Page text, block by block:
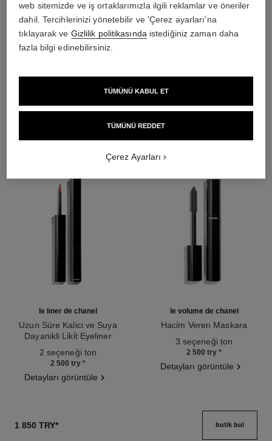
THE PERFECT MATCH
le liner de chanel
Uzun Süre Kalici ve Suya
Dayanikli Li̇ki̇t Eyeliner
2 seçeneği ton
2 500 try *
Detayları görüntüle
le volume de chanel
Haci̇m Veren Maskara
3 seçeneği ton
2 500 try *
Detayları görüntüle
1 850 TRY* butik bul
web sitemizde ve iş ortaklarımızla ilgili reklamlar ve öneriler
dahil. Tercihlerinizi yönetebilir ve 'Çerez ayarları'na
tıklayarak ve Gizlilik politikasında istediğiniz zaman daha
fazla bilgi edinebilirsiniz.
TÜMÜNÜ REDDET
TÜMÜNÜ KABUL ET
Çerez Ayarları